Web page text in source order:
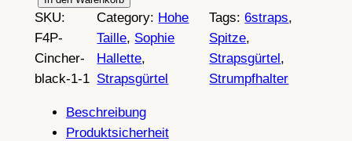
t
r
u
m
SKU:
F4P-
Cincher-
black-1-1
Category: Hohe
Taille, Sophie
Hallette
Strapsgürtel
Tags:6straps
Spitze
Strapsgürtel
Strumpfhalter
Beschreibung
Produktsicherheit